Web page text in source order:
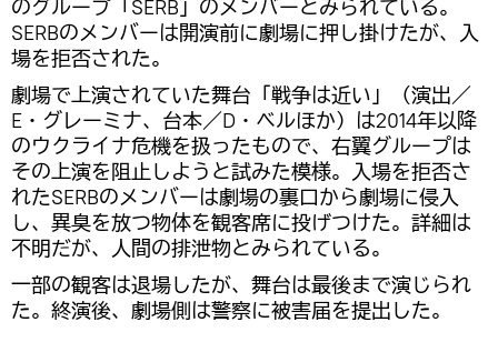
のグループ「SERB」のメンバーとみられている。
SERBのメンバーは開演前に劇場に押し掛けたが、入
場を拒否された。
劇場で上演されていた舞台「戦争は近い」（演出／
E・グレーミナ、台本／D・ベルほか）は2014年以降
のウクライナ危機を扱ったもので、右翼グループは
その上演を阻止しようと試みた模様。入場を拒否さ
れたSERBのメンバーは劇場の裏口から劇場に侵入
し、異臭を放つ物体を観客席に投げつけた。詳細は
不明だが、人間の排泄物とみられている。
一部の観客は退場したが、舞台は最後まで演じられ
た。終演後、劇場側は警察に被害届を提出した。